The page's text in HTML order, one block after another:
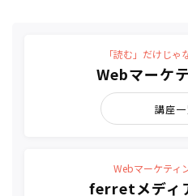
「読む」だけじゃ
Webマーケ
講座
Webマーケティ
ferretメディ